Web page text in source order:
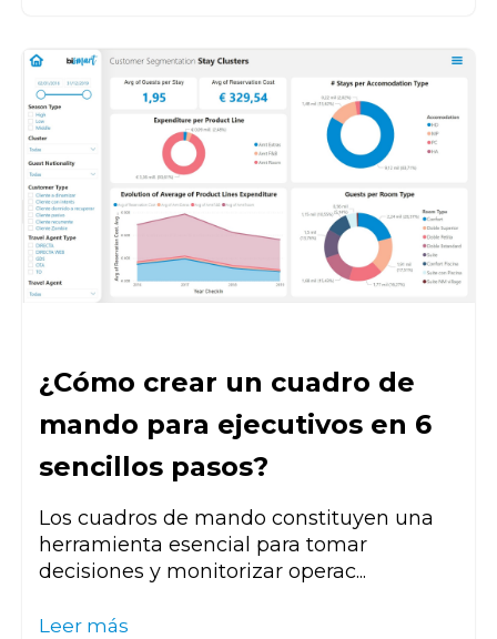
¿Cómo crear un cuadro de
mando para ejecutivos en 6
sencillos pasos?
Los cuadros de mando constituyen una
herramienta esencial para tomar
decisiones y monitorizar operac...
Leer más